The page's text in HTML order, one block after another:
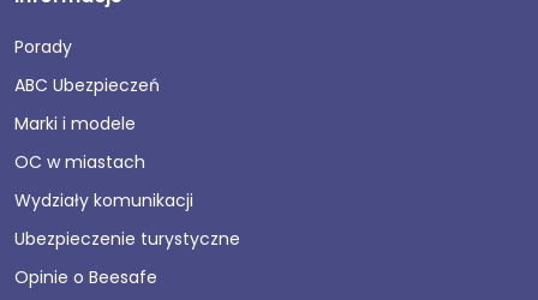
Porady
ABC Ubezpieczeń
Marki i modele
OC w miastach
Wydziały komunikacji
Ubezpieczenie turystyczne
Opinie o Beesafe